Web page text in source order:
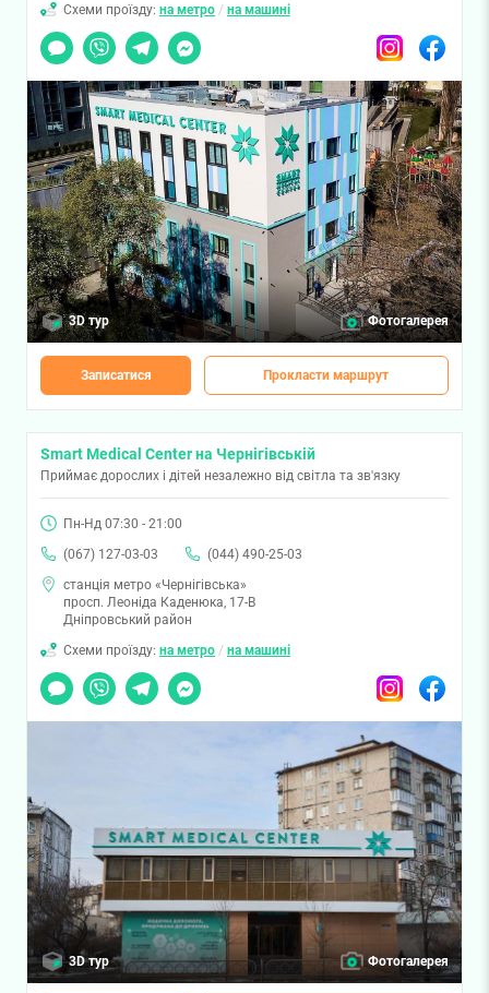
Схеми проїзду: на метро / на машині
Чат
Viber TelegramMessenger InstagramFacebook
3D тур Фотогалерея
Записатися Прокласти маршрут
Smart Medical Center на Чернігівській
Приймає дорослих і дітей незалежно від світла та зв'язку
Пн-Нд 07:30 - 21:00
(067) 127-03-03
(044) 490-25-03
станція метро «Чернігівська»
просп. Леоніда Каденюка, 17-В
Дніпровський район
Схеми проїзду: на метро / на машині
Чат
Viber TelegramMessenger InstagramFacebook
3D тур Фотогалерея